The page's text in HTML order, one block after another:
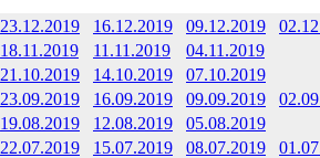
23.12.2019 16.12.2019 09.12.2019
18.11.2019 11.11.2019
04.11.2019
21.10.2019 14.10.2019
07.10.2019
23.09.2019 16.09.2019 09.09.2019
19.08.2019 12.08.2019
05.08.2019
22.07.2019 15.07.2019 08.07.2019